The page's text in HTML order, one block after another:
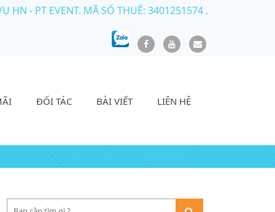
HN - PT EVENT. MÃ SỐ THUẾ: 3401251574 .
ĐỐI TÁC BÀI VIẾT LIÊN HỆ